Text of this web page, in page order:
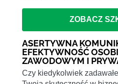
ZOBACZ
ASERTYWNA
EFEKTYWNOŚĆ
ZAWODOWYM I
Czy kiedykolwiek